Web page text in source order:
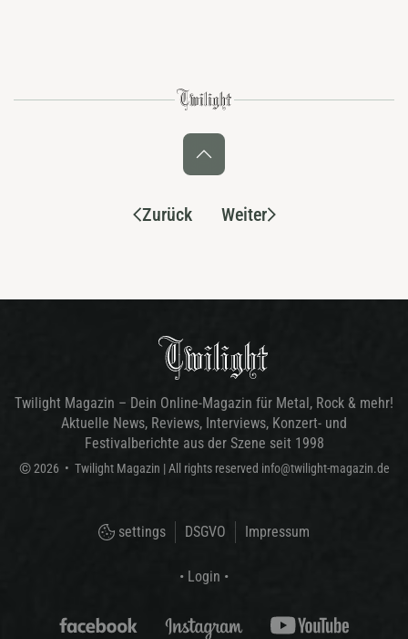
Zurück Weiter
Twilight Magazin – Dein Online-Magazin für Metal, Rock & mehr!
Aktuelle News, Reviews, Interviews, Konzert- und
Festivalberichte aus der Szene seit 1998
© 2026 • Twilight Magazin | All rights reserved info@twilight-magazin.de
settings DSGVO Impressum
• Login •